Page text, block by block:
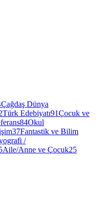
Çağdaş Dünya
Türk Edebiyatı91Çocuk ve
84Okul
37Fantastik ve Bilim
/
Aile/Anne ve Çocuk25